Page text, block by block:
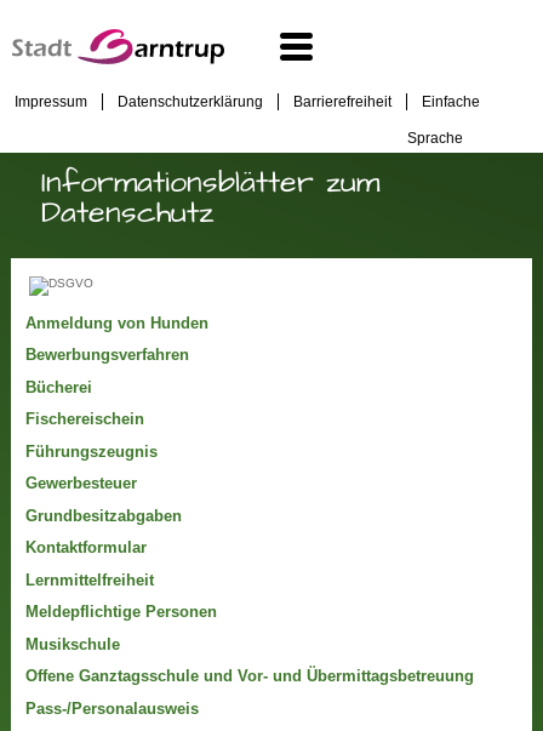
Impressum Datenschutzerklärung Barrierefreiheit Einfache
Sprache
Informationsblätter zum
Datenschutz
Anmeldung von Hunden
Bewerbungsverfahren
Bücherei
Fischereischein
Führungszeugnis
Gewerbesteuer
Grundbesitzabgaben
Kontaktformular
Lernmittelfreiheit
Meldepflichtige Personen
Musikschule
Offene Ganztagsschule und Vor- und Übermittagsbetreuung
Pass-/Personalausweis